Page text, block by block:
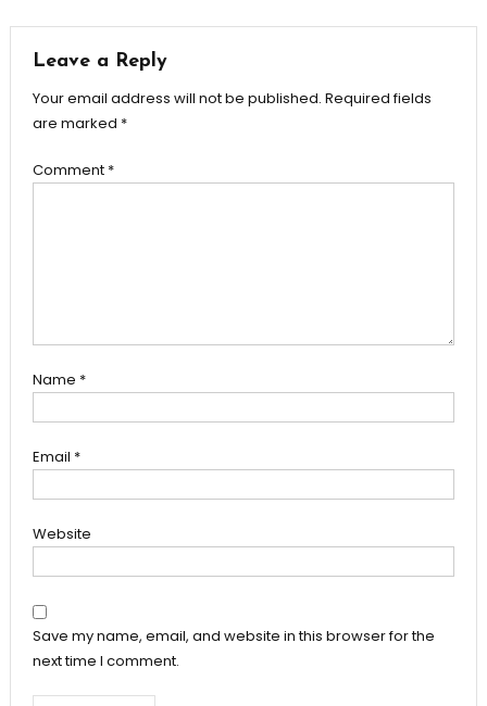
Leave a Reply
Your email address will not be published. Required fields
are marked *
Comment *
Name *
Email *
Website
Save my name, email, and website in this browser for the
next time I comment.